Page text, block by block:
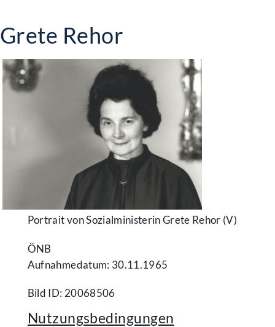
Grete Rehor
Portrait von Sozialministerin Grete Rehor (V)
ÖNB
Aufnahmedatum: 30.11.1965
Bild ID: 20068506
Nutzungsbedingungen